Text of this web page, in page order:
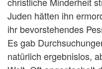
Juden hätten ihn
ihr bevorstehendes
Es gab
natürlich ergebnislos,